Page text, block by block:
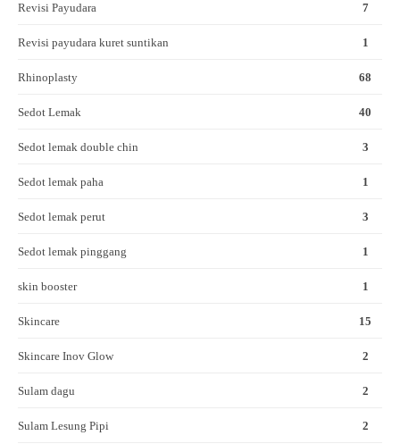
Revisi Payudara 7
Revisi payudara kuret suntikan 1
Rhinoplasty 68
Sedot Lemak 40
Sedot lemak double chin 3
Sedot lemak paha 1
Sedot lemak perut 3
Sedot lemak pinggang 1
skin booster 1
Skincare 15
Skincare Inov Glow 2
Sulam dagu 2
Sulam Lesung Pipi 2